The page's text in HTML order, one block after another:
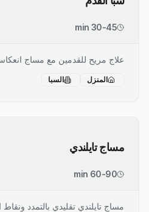
30-45 min
علاج مريح للقدمين مع مساج
المنزل السبا
مساج تايلندي
60-90 min
مساج تايلندي تقليدي بالتمدد